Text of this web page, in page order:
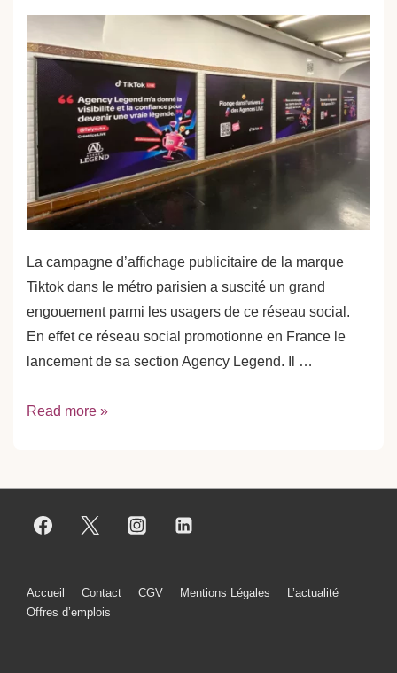
La campagne d’affichage publicitaire de la marque
Tiktok dans le métro parisien a suscité un grand
engouement parmi les usagers de ce réseau social.
En effet ce réseau social promotionne en France le
lancement de sa section Agency Legend. Il …
Campagne
dans
métro
Read more »
Menu
Accueil Contact CGV Mentions Légales
L’actualité
Offres d’emplois